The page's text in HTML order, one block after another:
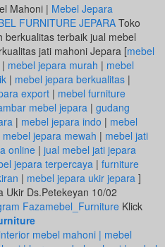
Mahoni | Mebel Jepara
FURNITURE JEPARA Toko
terbaik jual mebel
jati mahoni Jepara [mebel
| mebel jepara murah | mebel
| mebel jepara berkualitas |
export | mebel furniture
mebel jepara | gudang
| mebel jepara indo | mebel
mebel jepara mewah | mebel jati
online | jual mebel jati jepara
jepara terpercaya | furniture
| mebel jepara ukir jepara ]
Ukir Ds.Petekeyan 10/02
Fazamebel_Furniture Klick
mebel mahoni | mebel